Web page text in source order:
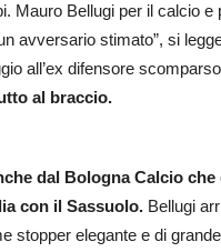
Mauro Bellugi per il calcio e
avversario stimato”, si
all’ex difensore
al braccio.
dal Bologna Calcio
con il Sassuolo. Bellugi
stopper elegante e di